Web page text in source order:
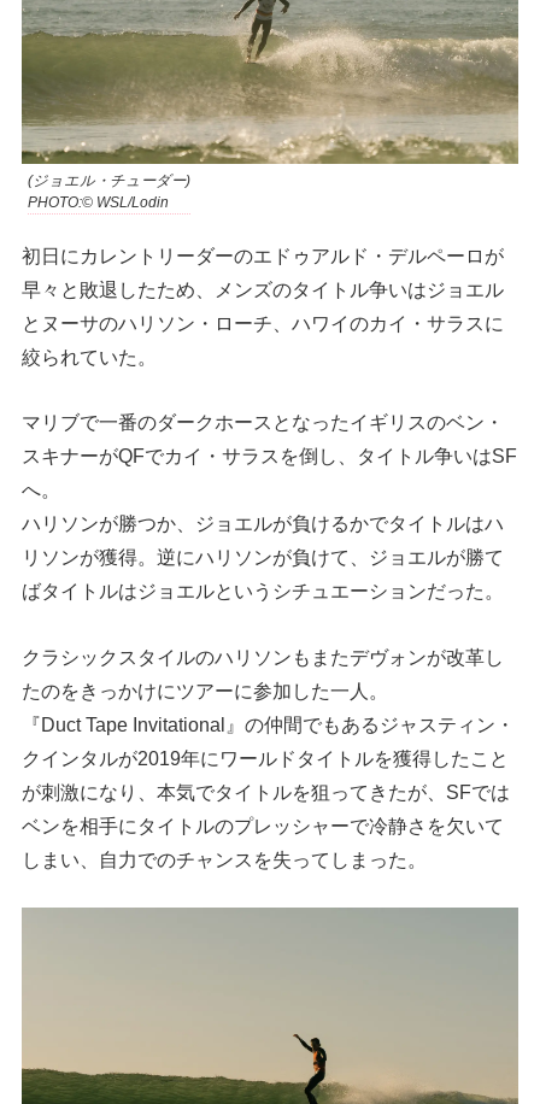
(ジョエル・チューダー)
PHOTO:© WSL/Lodin
初日にカレントリーダーのエドゥアルド・デルペーロが
早々と敗退したため、メンズのタイトル争いはジョエル
とヌーサのハリソン・ローチ、ハワイのカイ・サラスに
絞られていた。
マリブで一番のダークホースとなったイギリスのベン・
スキナーがQFでカイ・サラスを倒し、タイトル争いはSF
へ。
ハリソンが勝つか、ジョエルが負けるかでタイトルはハ
リソンが獲得。逆にハリソンが負けて、ジョエルが勝て
ばタイトルはジョエルというシチュエーションだった。
クラシックスタイルのハリソンもまたデヴォンが改革し
たのをきっかけにツアーに参加した一人。
『Duct Tape Invitational』の仲間でもあるジャスティン・
クインタルが2019年にワールドタイトルを獲得したこと
が刺激になり、本気でタイトルを狙ってきたが、SFでは
ベンを相手にタイトルのプレッシャーで冷静さを欠いて
しまい、自力でのチャンスを失ってしまった。